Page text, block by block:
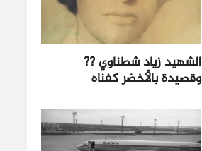
الشهيد زياد شطناوي ??
وقصيدة بالأخضر كفناه